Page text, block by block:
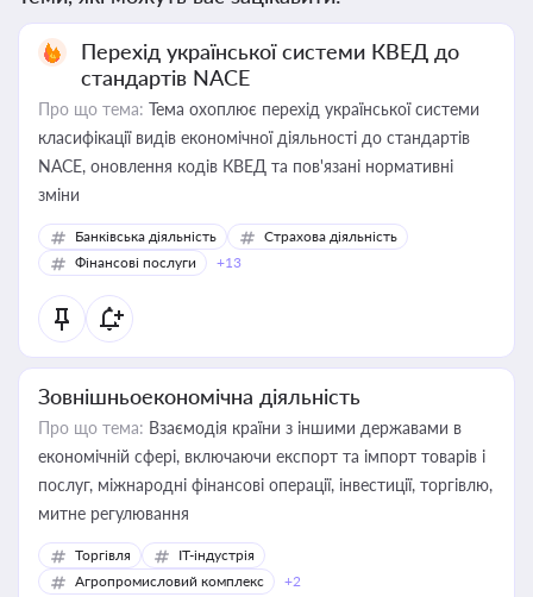
Перехід української системи КВЕД до
стандартів NACE
Про що тема: Тема охоплює перехід української системи
класифікації видів економічної діяльності до стандартів
NACE, оновлення кодів КВЕД та пов'язані нормативні
зміни
Банківська діяльність
Страхова діяльність
Фінансові послуги
+13
Зовнішньоекономічна діяльність
Про що тема: Взаємодія країни з іншими державами в
економічній сфері, включаючи експорт та імпорт товарів і
послуг, міжнародні фінансові операції, інвестиції, торгівлю,
митне регулювання
Торгівля
IT-індустрія
Агропромисловий комплекс
+2